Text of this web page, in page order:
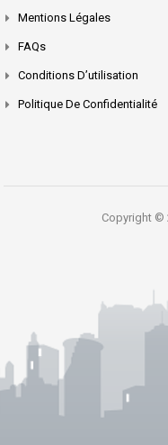
Mentions Légales
FAQs
Conditions D’utilisation
Politique De Confidentialité
Copyright ©